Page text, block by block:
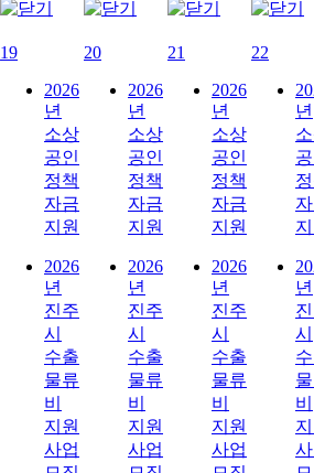
19
2026
년
소상
공인
정책
자금
지원
2026
년
진주
시
수출
물류
비
지원
사업
20
2026
년
소상
공인
정책
자금
지원
2026
년
진주
시
수출
물류
비
지원
사업
21
2026
년
소상
공인
정책
자금
지원
2026
년
진주
시
수출
물류
비
지원
사업
22
년
년
시
비